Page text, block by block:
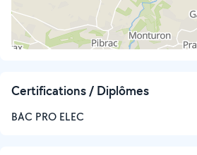
Certifications / Diplômes
BAC PRO ELEC